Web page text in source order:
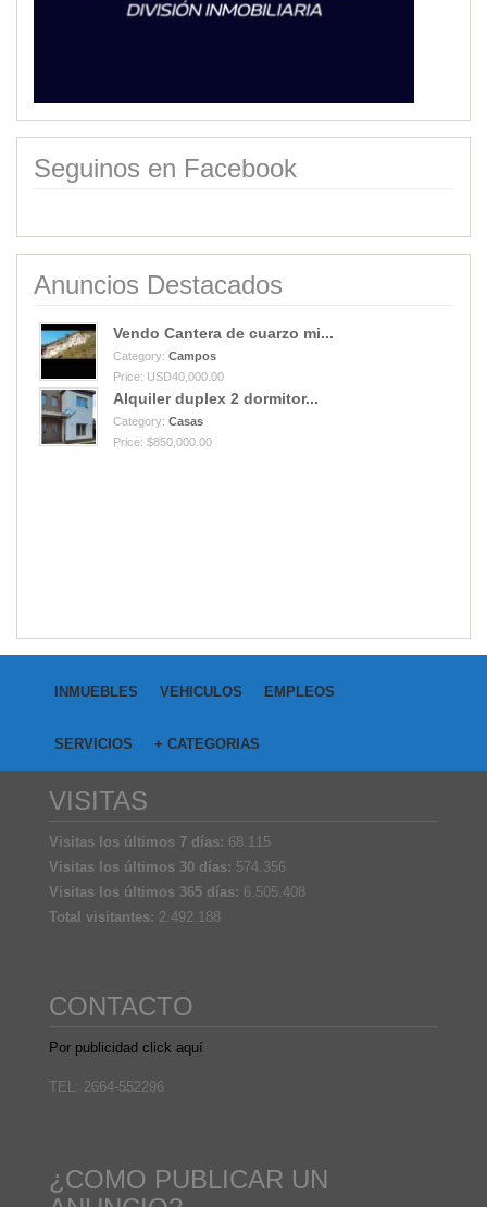
Seguinos en Facebook
Anuncios Destacados
Vendo Cantera de cuarzo mi...
Category: Campos
Price: USD40,000.00
Alquiler duplex 2 dormitor...
Category: Casas
Price: $850,000.00
INMUEBLES VEHICULOS EMPLEOS
SERVICIOS + CATEGORIAS
VISITAS
Visitas los últimos 7 días: 68.115
Visitas los últimos 30 días: 574.356
Visitas los últimos 365 días: 6.505.408
Total visitantes: 2.492.188
CONTACTO
Por publicidad click aquí
TEL: 2664-552296
¿COMO PUBLICAR UN